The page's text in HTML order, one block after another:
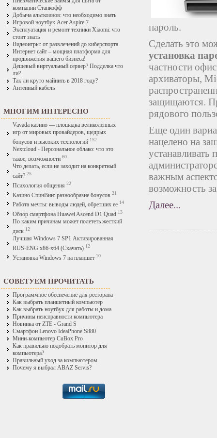
компании Станкофф
Добыча альткоинов: что необходимо знать
Игровой ноутбук Acer Aspire 7
Эксплуатация и ремонт техники Xiaomi: что
стоит знать
Видеоигры: от развлечений до киберспорта
Интернет сайт – мощная платформа для
продвижения вашего бизнеса!
Дешевый виртуальный сервер? Подделка что
ли?
Так ли круто майнить в 2018 году?
Антенный кабель
МНОГИМ ИНТЕРЕСНО
Vavada казино — площадка великолепных
игр от мировых провайдеров, щедрых
бонусов и высоких технологий 152
Nextcloud - Персональное облако: что это
такое, возможности 60
Что делать, если не заходит на конкретный
сайт? 25
Психология общения 22
Казино СпинВин: разнообразие бонусов 21
Работа мечты: выводы людей, обретших ее 14
Обзор смартфона Huawei Ascend D1 Quad 13
По каким причинам может полететь жесткий
диск 12
Лучшая Windows 7 SP1 Активированная
RUS-ENG x86-x64 (Скачать) 12
Установка Windows 7 на планшет 10
СОВЕТУЕМ ПРОЧИТАТЬ
Программное обеспечение для ресторана
Как выбрать планшетный компьютер
Как выбрать ноутбук для работы и дома
Причины неисправности компьютера
Новинка от ZTE - Grand S
Смартфон Lenovo IdeaPhone S880
Мини-компьютер CuBox Pro
Как правильно подобрать монитор для
компьютера?
Правильный уход за компьютером
Почему я выбрал ABAZ Servis?
пароль.
Сделать это
установка
частности
архиваторы,
защищаются.
рядового
Еще один
нацелено на
важным
возможность
Далее...